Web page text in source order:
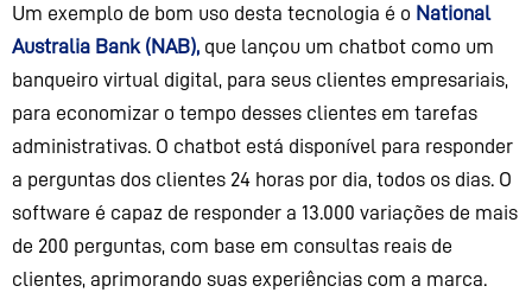
Um exemplo de bom uso desta tecnologia é o National
Australia Bank (NAB), que lançou um chatbot como um
banqueiro virtual digital, para seus clientes empresariais,
para economizar o tempo desses clientes em tarefas
administrativas. O chatbot está disponível para responder
a perguntas dos clientes 24 horas por dia, todos os dias. O
software é capaz de responder a 13.000 variações de mais
de 200 perguntas, com base em consultas reais de
clientes, aprimorando suas experiências com a marca.